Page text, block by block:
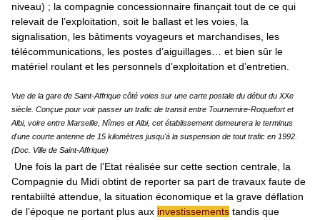
niveau) ; la compagnie concessionnaire finançait tout de ce qui
relevait de l’exploitation, soit le ballast et les voies, la
signalisation, les bâtiments voyageurs et marchandises, les
télécommunications, les postes d’aiguillages… et bien sûr le
matériel roulant et les personnels d’exploitation et d’entretien.
Vue de la gare de Saint-Affrique côté voies sur une carte postale du début du XXe
siècle. Conçue pour voir passer un trafic de transit entre Tournemire-Roquefort et
Albi, voire entre Marseille, Nîmes et Albi, cet établissement demeurera le terminus
d'une courte antenne de 15 kilomètres jusqu'à la suspension de tout trafic en 1992.
(Doc. Ville de Saint-Affrique)
Une fois la part de l’Etat réalisée sur cette section centrale, la
Compagnie du Midi obtint de reporter sa part de travaux faute de
rentabiilté attendue, la situation économique et la grave déflation
de l’époque ne portant plus aux investissements tandis que